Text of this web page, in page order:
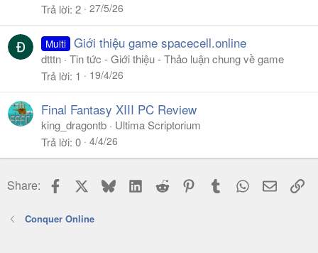
Trả lời 2 27/5/26
Multi Giới thiệu game spacecell.online
dtttn Tin tức - Giới thiệu - Thảo luận chung về game
Trả lời 1 19/4/26
Final Fantasy XIII PC Review
king_dragontb
Ultima Scriptorium
Trả lời 0 4/4/26
Share: Facebook BlueskyLinkedIn
Reddit PinterestTumblr WhatsApp
Email
Conquer Online